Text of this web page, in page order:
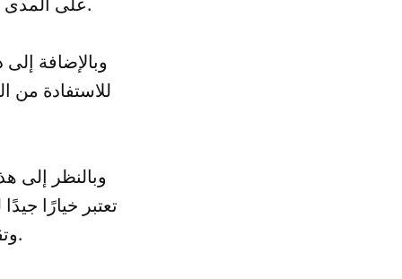
وبالإضافة
للاستفادة من
وبالنظر إلى
تعتبر خيارًا
وتقليل المخاطر المرتبطة بالتقلبات اليومية في أسعار الأسهم.